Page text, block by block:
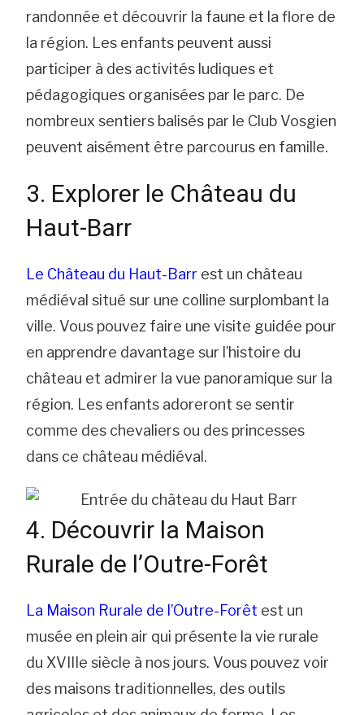
randonnée et découvrir la faune et la flore de
la région. Les enfants peuvent aussi
participer à des activités ludiques et
pédagogiques organisées par le parc. De
nombreux sentiers balisés par le Club Vosgien
peuvent aisément être parcourus en famille.
3. Explorer le Château du
Haut-Barr
Le Château du Haut-Barr est un château
médiéval situé sur une colline surplombant la
ville. Vous pouvez faire une visite guidée pour
en apprendre davantage sur l’histoire du
château et admirer la vue panoramique sur la
région. Les enfants adoreront se sentir
comme des chevaliers ou des princesses
dans ce château médiéval.
4. Découvrir la Maison
Rurale de l’Outre-Forêt
La Maison Rurale de l’Outre-Forêt est un
musée en plein air qui présente la vie rurale
du XVIIIe siècle à nos jours. Vous pouvez voir
des maisons traditionnelles, des outils